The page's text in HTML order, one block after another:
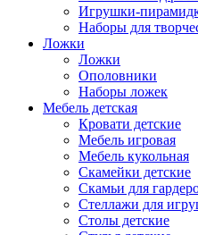
Игрушки-
Наборы для
Ложки
Ложки
Ополовники
Наборы ложек
Мебель детская
Кровати детские
Мебель игровая
Мебель кукольная
Скамейки детские
Скамьи для
Стеллажи для
Столы детские